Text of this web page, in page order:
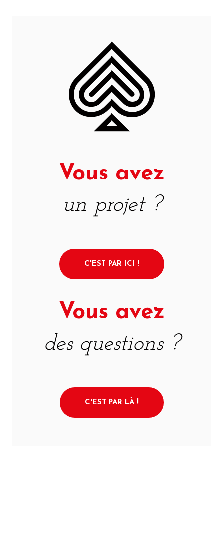
Vous avez
un projet ?
C'EST PAR ICI !
Vous avez
des questions ?
C'EST PAR LÀ !